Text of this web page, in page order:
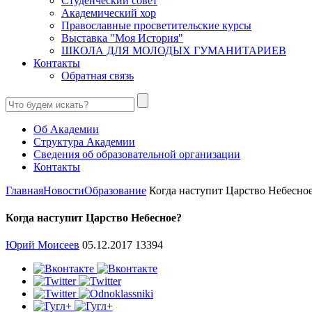
Академический хор
Православные просветительские курсы
Выставка "Моя История"
ШКОЛА ДЛЯ МОЛОДЫХ ГУМАНИТАРИЕВ
Контакты
Обратная связь
Об Академии
Структура Академии
Сведения об образовательной организации
Контакты
ГлавнаяНовостиОбразование Когда наступит Царство
Когда наступит Царство Небесное?
Юрий Моисеев 05.12.2017 13394